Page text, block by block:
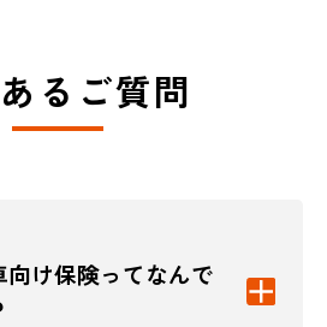
るご質問
向け保険ってなんで